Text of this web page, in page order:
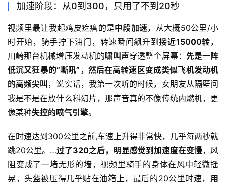
加速阶段：从0到300，只用了不到20秒
视频里最让我起鸡皮疙瘩的是中段加速，从大概50公里/小
时开始，骑手拧下油门，转速瞬间飙升到接近15000转，
川崎那台机械增压发动机的啸叫声穿透整个屏幕： 先是一阵
低沉又狂暴的“嘶吼”，然后在高转速区变成类似飞机发动机
的高频尖叫 ，说实话，我第一次听的时候，女朋友从隔壁问
我是不是在放什么科幻片，那声音真的不像传统内燃机，更
像某种失控的喷气引擎。
在时速达到300公里之前,车速上升得非常快，几乎每两秒就
跳20公里。…过了320之后，明显感觉到加速度在变慢，风
阻变成了一堵无形的墙，视频里骑手的身体在风中轻微摇
晃，头盔被压得几乎贴在油箱上，最后的20公里时速， 用